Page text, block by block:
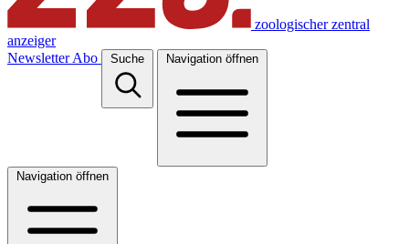
zoologischer zentral
anzeiger
Newsletter Abo Suche Navigation öffnen
Navigation öffnen